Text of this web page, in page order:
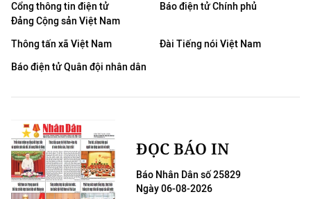
Cổng thông tin điện tử
Đảng Cộng sản Việt Nam
Báo điện tử Chính phủ
Thông tấn xã Việt Nam
Đài Tiếng nói Việt Nam
Báo điện tử Quân đội nhân dân
ĐỌC BÁO IN
Báo Nhân Dân số 25829
Ngày 06-08-2026